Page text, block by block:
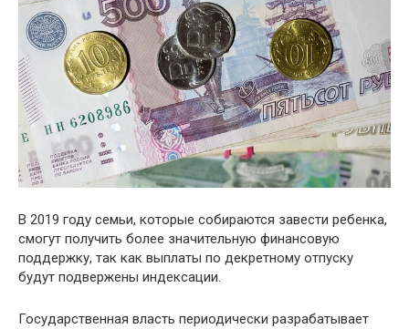
В 2019 году семьи, которые собираются завести ребенка,
смогут получить более значительную финансовую
поддержку, так как выплаты по декретному отпуску
будут подвержены индексации.
Государственная власть периодически разрабатывает